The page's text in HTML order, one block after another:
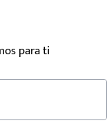
para ti